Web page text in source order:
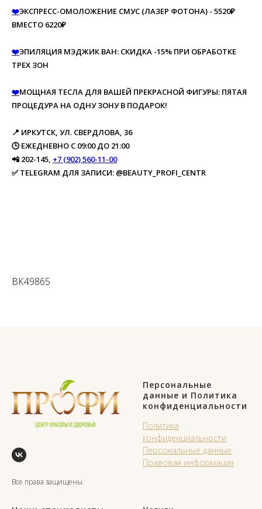
❤️ЭКСПРЕСС-ОМОЛОЖЕНИЕ СМУС (ЛАЗЕР ФОТОНА) - 5520₽
ВМЕСТО 6220₽
❤️ЭПИЛЯЦИЯ МЭДЖИК ВАН: СКИДКА -15% ПРИ ОБРАБОТКЕ
ТРЕХ ЗОН
❤️МОЩНАЯ ТЕСЛА ДЛЯ ВАШЕЙ ПРЕКРАСНОЙ ФИГУРЫ: ПЯТАЯ
ПРОЦЕДУРА НА ОДНУ ЗОНУ В ПОДАРОК!
📍 ИРКУТСК, УЛ. СВЕРДЛОВА, 36
🕒 ЕЖЕДНЕВНО С 09:00 ДО 21:00
📲 202-145, +7 (902) 560-11-00
✅ TELEGRAM ДЛЯ ЗАПИСИ: @BEAUTY_PROFI_CENTR
ВК49865
Все права защищены.
Персональные
данные и Политика
конфиденциальности
Политика
конфиденциальности
Персональные данные
Правовая информация